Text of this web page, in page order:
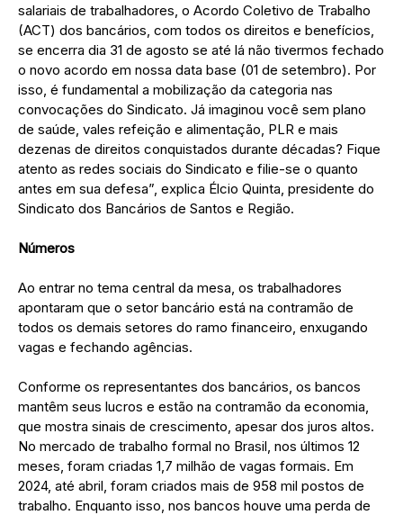
salariais de trabalhadores, o Acordo Coletivo de Trabalho
(ACT) dos bancários, com todos os direitos e benefícios,
se encerra dia 31 de agosto se até lá não tivermos fechado
o novo acordo em nossa data base (01 de setembro). Por
isso, é fundamental a mobilização da categoria nas
convocações do Sindicato. Já imaginou você sem plano
de saúde, vales refeição e alimentação, PLR e mais
dezenas de direitos conquistados durante décadas? Fique
atento as redes sociais do Sindicato e filie-se o quanto
antes em sua defesa”, explica Élcio Quinta, presidente do
Sindicato dos Bancários de Santos e Região.
Números
Ao entrar no tema central da mesa, os trabalhadores
apontaram que o setor bancário está na contramão de
todos os demais setores do ramo financeiro, enxugando
vagas e fechando agências.
Conforme os representantes dos bancários, os bancos
mantêm seus lucros e estão na contramão da economia,
que mostra sinais de crescimento, apesar dos juros altos.
No mercado de trabalho formal no Brasil, nos últimos 12
meses, foram criadas 1,7 milhão de vagas formais. Em
2024, até abril, foram criados mais de 958 mil postos de
trabalho. Enquanto isso, nos bancos houve uma perda de